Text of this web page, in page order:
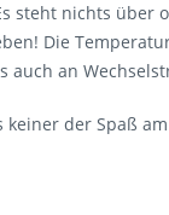
steht nichts über
Die
auch an
der Spaß